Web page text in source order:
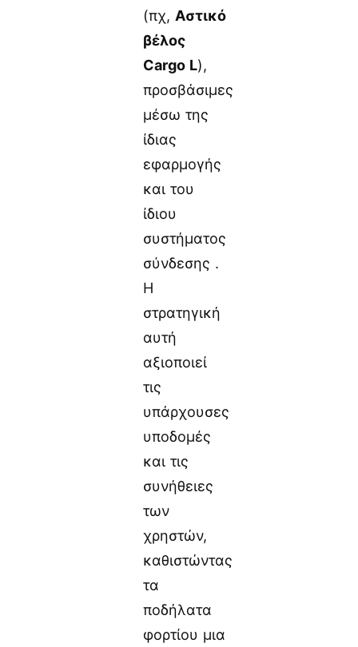
(πχ, Αστικό
βέλος
Cargo L),
προσβάσιμες
μέσω της
ίδιας
εφαρμογής
και του
ίδιου
συστήματος
σύνδεσης .
Η
στρατηγική
αυτή
αξιοποιεί
τις
υπάρχουσες
υποδομές
και τις
συνήθειες
των
χρηστών,
καθιστώντας
τα
ποδήλατα
φορτίου μια